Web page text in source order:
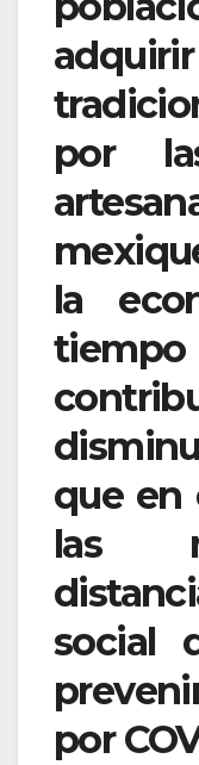
por
la
que en
las
social
por